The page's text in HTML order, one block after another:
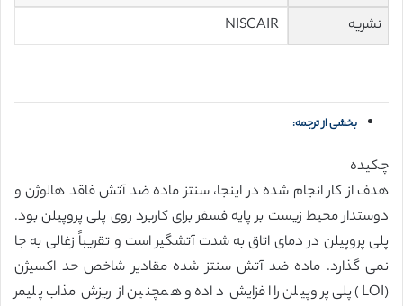
نشریه
بخشی از ترجمه:
چکیده
هدف از کار انجام شده در اینجا، سنتز ماده ضد آتش فاقد هالوژن و
دوستدار محیط زیست بر پایه فسفر برای کاربرد روی پلی پروپیلن بود.
پلی پروپیلن در دمای اتاق به شدت آتشگیر است و تقریباً زغالی به جا
نمی گذارد. ماده ضد آتش سنتز شده مقادیر شاخص حد اکسیژن
(LOI) پلی پروپیلن را افزایش داده و همچنین از ریزش مذاب پلیمر